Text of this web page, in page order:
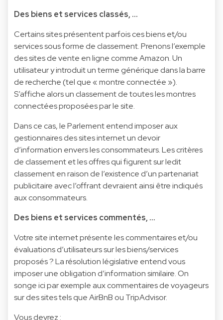
Des biens et services classés, …
Certains sites présentent parfois ces biens et/ou
services sous forme de classement. Prenons l’exemple
des sites de vente en ligne comme Amazon. Un
utilisateur y introduit un terme générique dans la barre
de recherche (tel que « montre connectée »).
S’affiche alors un classement de toutes les montres
connectées proposées par le site.
Dans ce cas, le Parlement entend imposer aux
gestionnaires des sites internet un devoir
d’information envers les consommateurs. Les critères
de classement et les offres qui figurent sur ledit
classement en raison de l’existence d’un partenariat
publicitaire avec l’offrant devraient ainsi être indiqués
aux consommateurs.
Des biens et services commentés, …
Votre site internet présente les commentaires et/ou
évaluations d’utilisateurs sur les biens/services
proposés ? La résolution législative entend vous
imposer une obligation d’information similaire. On
songe ici par exemple aux commentaires de voyageurs
sur des sites tels que AirBnB ou TripAdvisor.
Vous devrez :